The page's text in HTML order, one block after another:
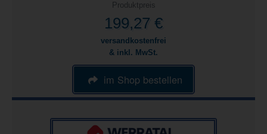
Produktpreis
199,27 €
versandkostenfrei
& inkl. MwSt.
im Shop bestellen